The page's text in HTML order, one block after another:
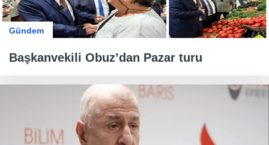
Gündem
Başkanvekili Obuz’dan Pazar turu